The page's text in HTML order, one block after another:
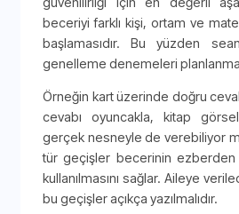
beceriyi farklı kişi, ortam ve
başlamasıdır. Bu yüzden
genelleme denemeleri
Örneğin kart üzerinde doğru
cevabı oyuncakla, kitap
gerçek nesneyle de verebiliyor
tür geçişler becerinin ezberden
kullanılmasını sağlar. Aileye
bu geçişler açıkça yazılmalıdır.